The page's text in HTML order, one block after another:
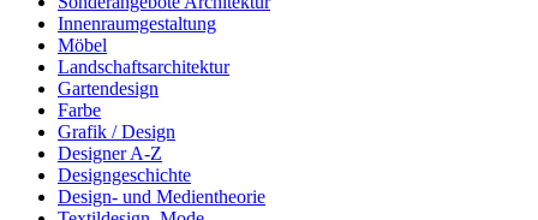
Innenraumgestaltung
Möbel
Landschaftsarchitektur
Gartendesign
Farbe
Grafik / Design
Designer A-Z
Designgeschichte
Design- und Medientheorie